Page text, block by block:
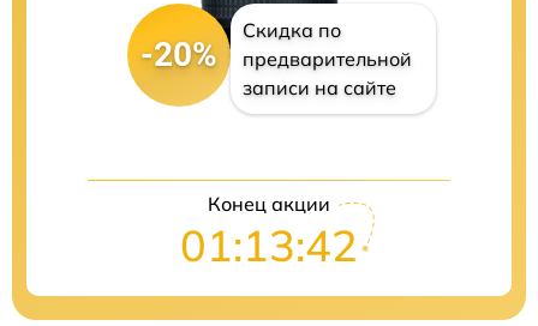
-20%
Скидка по
предварительной
записи на сайте
Конец акции
01:13:41